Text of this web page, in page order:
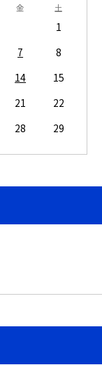
金 土
1
7
8
14
15
21
22
28 29